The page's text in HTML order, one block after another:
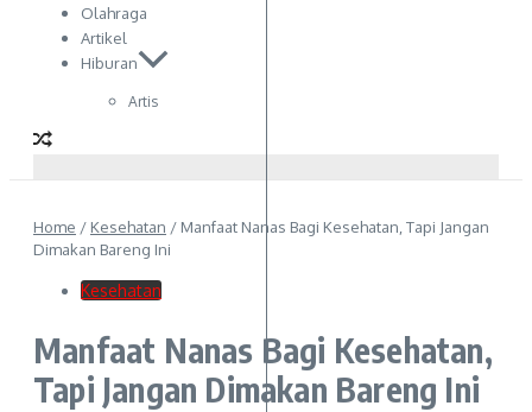
Olahraga
Artikel
Hiburan
Artis
Home / Kesehatan / Manfaat Nanas Bagi Kesehatan, Tapi Jangan
Dimakan Bareng Ini
Kesehatan
Manfaat Nanas Bagi Kesehatan,
Tapi Jangan Dimakan Bareng Ini